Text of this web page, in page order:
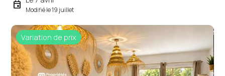
event Modifié le 19 juillet
Variation de prix